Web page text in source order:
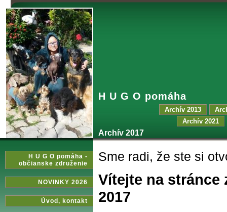
H U G O pomáha
Archív 2017
Archív 2013
Archív 2021
H U G O pomáha -
občianske združenie
NOVINKY 2026
Úvod‚ kontakt
Sme radi, že ste si
Vítejte na stránce
2017